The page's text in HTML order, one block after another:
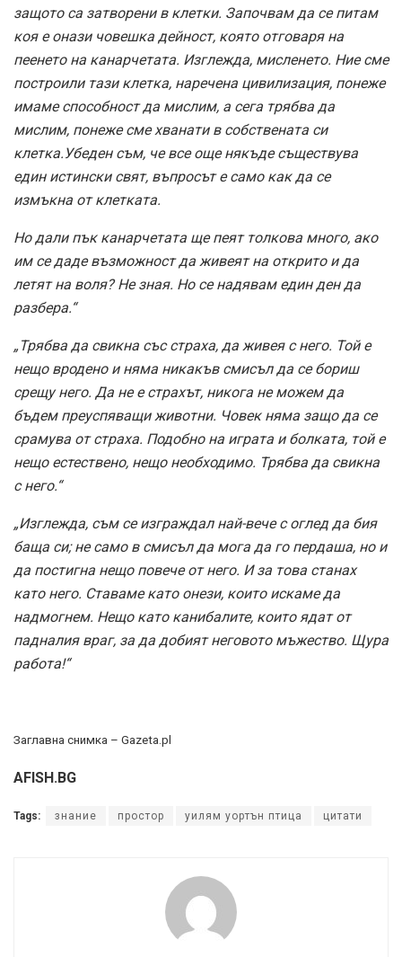
защото са затворени в клетки. Започвам да се питам
коя е онази човешка дейност, която отговаря на
пеенето на канарчетата. Изглежда, мисленето. Ние сме
построили тази клетка, наречена цивилизация, понеже
имаме способност да мислим, а сега трябва да
мислим, понеже сме хванати в собствената си
клетка.Убеден съм, че все още някъде съществува
един истински свят, въпросът е само как да се
измъкна от клетката.
Но дали пък канарчетата ще пеят толкова много, ако
им се даде възможност да живеят на открито и да
летят на воля? Не зная. Но се надявам един ден да
разбера.“
„Трябва да свикна със страха, да живея с него. Той е
нещо вродено и няма никакъв смисъл да се бориш
срещу него. Да не е страхът, никога не можем да
бъдем преуспяващи животни. Човек няма защо да се
срамува от страха. Подобно на играта и болката, той е
нещо естествено, нещо необходимо. Трябва да свикна
с него.“
„Изглежда, съм се изграждал най-вече с оглед да бия
баща си; не само в смисъл да мога да го пердаша, но и
да постигна нещо повече от него. И за това станах
като него. Ставаме като онези, които искаме да
надмогнем. Нещо като канибалите, които ядат от
падналия враг, за да добият неговото мъжество. Щура
работа!“
Заглавна снимка – Gazeta.pl
AFISH.BG
Tags: знание простор уилям уортън птица цитати